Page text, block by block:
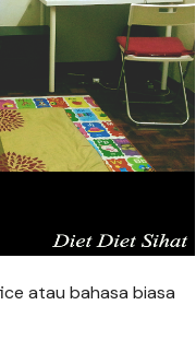
atau bahasa biasa